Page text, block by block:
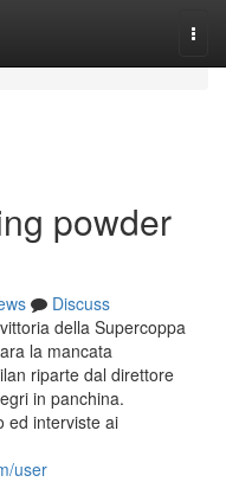
powder
Discuss
della Supercoppa
la mancata
riparte dal direttore
in panchina.
ed interviste ai
user